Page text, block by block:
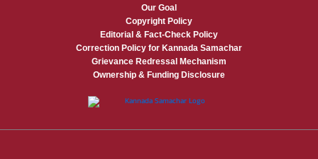
Our Goal
Copyright Policy
Editorial & Fact-Check Policy
Correction Policy for Kannada Samachar
Grievance Redressal Mechanism
Ownership & Funding Disclosure